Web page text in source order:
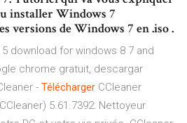
installer Windows 7
versions de Windows 7 en .iso .
download for windows 8 7 and
chrome gratuit, descargar
- Télécharger CCleaner
5.61.7392: Nettoyeur